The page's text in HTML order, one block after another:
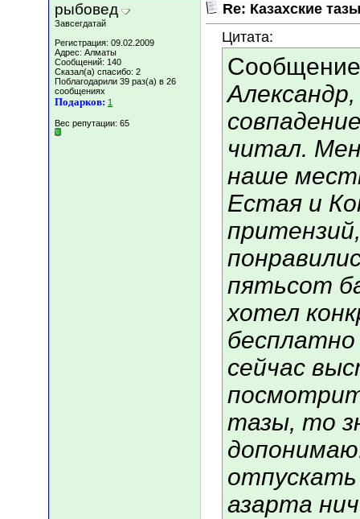
рыбовед
Завсегдатай
Регистрация: 09.02.2009
Адрес: Алматы
Сообщений: 140
Сказал(а) спасибо: 2
Поблагодарили 39 раз(а) в 26
сообщениях
Подарков: 1
Вес репутации: 65
Re: Казахские
Цитата:
читал.
наше
Естая и
пятьсот
хотел
сейчас
тазы, то
отпускать
азарта